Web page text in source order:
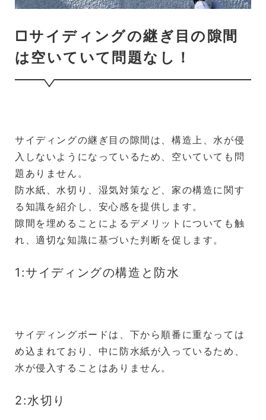
□サイディングの継ぎ目の隙間
は空いていて問題なし！
サイディングの継ぎ目の隙間は、構造上、水が侵
入しないようになっているため、空いていても問
題ありません。
防水紙、水切り、湿気対策など、家の構造に関す
る知識を紹介し、安心感を提供します。
隙間を埋めることによるデメリットについても触
れ、適切な知識に基づいた判断を促します。
1:サイディングの構造と防水
サイディングボードは、下から順番に重なっては
め込まれており、中に防水紙が入っているため、
水が侵入することはありません。
2:水切り